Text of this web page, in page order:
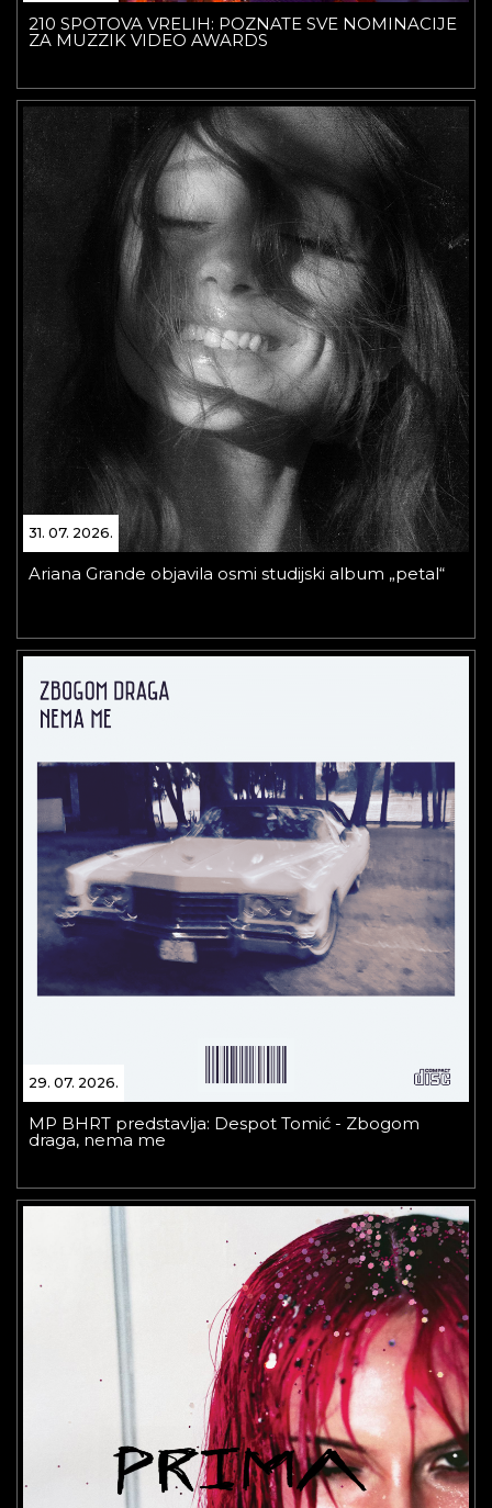
210 SPOTOVA VRELIH: POZNATE SVE NOMINACIJE
ZA MUZZIK VIDEO AWARDS
31. 07. 2026.
Ariana Grande objavila osmi studijski album „petal“
29. 07. 2026.
MP BHRT predstavlja: Despot Tomić - Zbogom
draga, nema me